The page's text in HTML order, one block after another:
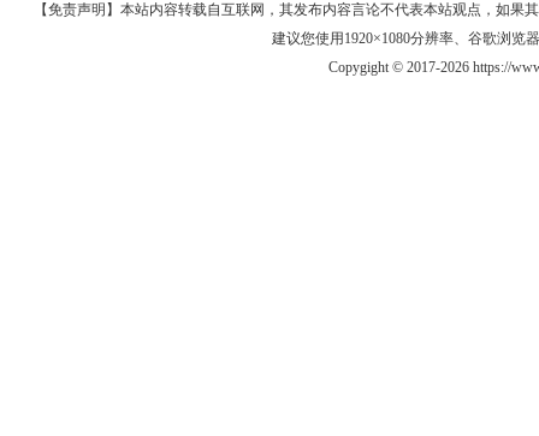
【免责声明】本站内容转载自互联网，其发布内容言论不代表本站观点，如果
建议您使用1920×1080分辨率、谷歌浏览
Copygight © 2017-2026 https://